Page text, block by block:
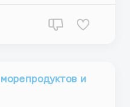
морепродуктов и